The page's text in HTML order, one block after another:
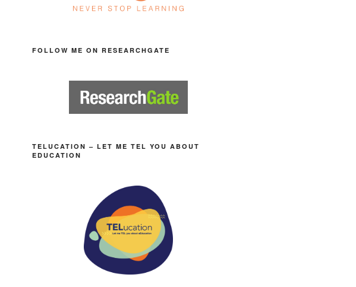
FOLLOW ME ON RESEARCHGATE
TELUCATION – LET ME TEL YOU ABOUT
EDUCATION